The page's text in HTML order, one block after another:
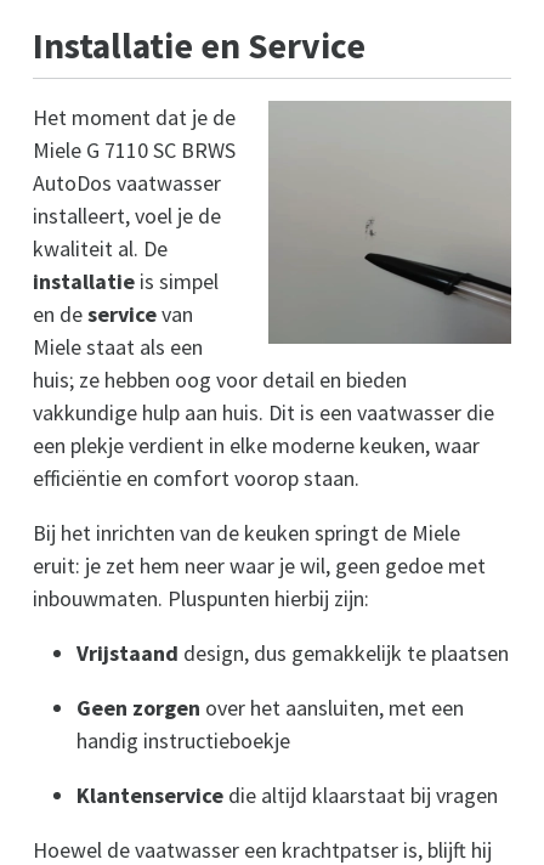
Installatie en Service
Het moment dat je de
Miele G 7110 SC BRWS
AutoDos vaatwasser
installeert, voel je de
kwaliteit al. De
installatie is simpel
en deservicevan
Miele staat als een
huis; ze hebben oog voor detail en bieden
vakkundige hulp aan huis. Dit is een vaatwasser die
een plekje verdient in elke moderne keuken, waar
efficiëntie en comfort voorop staan.
Bij het inrichten van de keuken springt de Miele
eruit: je zet hem neer waar je wil, geen gedoe met
inbouwmaten. Pluspunten hierbij zijn:
Vrijstaand design, dus gemakkelijk te plaatsen
Geen zorgen over het aansluiten, met een
handig instructieboekje
Klantenservice die altijd klaarstaat bij vragen
Hoewel de vaatwasser een krachtpatser is, blijft hij